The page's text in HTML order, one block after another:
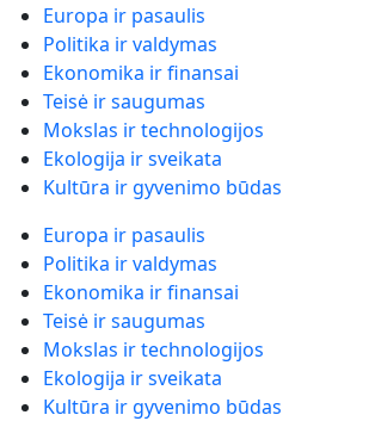
Europa ir pasaulis
Politika ir valdymas
Ekonomika ir finansai
Teisė ir saugumas
Mokslas ir technologijos
Ekologija ir sveikata
Kultūra ir gyvenimo būdas
Europa ir pasaulis
Politika ir valdymas
Ekonomika ir finansai
Teisė ir saugumas
Mokslas ir technologijos
Ekologija ir sveikata
Kultūra ir gyvenimo būdas